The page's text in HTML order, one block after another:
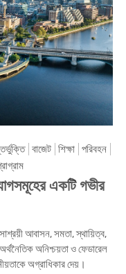
বাজেট শিক্ষা পরিবহন
একটি গভীর
আবাসন, সমতা, স্থায়িত্ব,
অনিশ্চয়তা ও ফেডারেল
অগ্রাধিকার দেয়।